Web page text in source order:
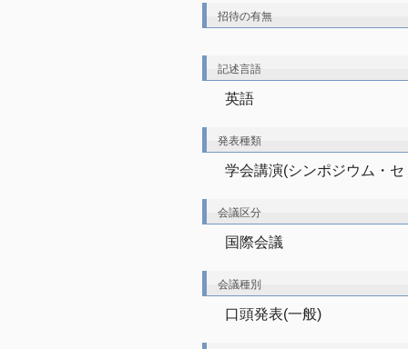
招待の有無
記述言語
英語
発表種類
学会講演(シンポジウム・
会議区分
国際会議
会議種別
口頭発表(一般)